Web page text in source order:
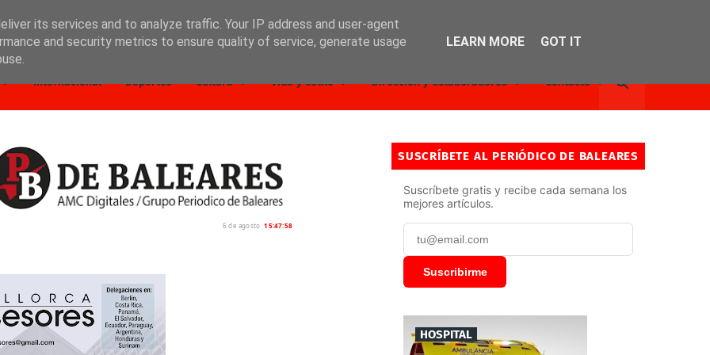
Internacional Deportes Cultura Vida y estilo Dirección y Colaboradores Contacto
6 de agosto 15:47:59
SUSCRÍBETE AL PERIÓDICO DE BALEARES
Suscríbete gratis y recibe cada semana los
mejores artículos.
Suscribirme
HOSPITAL
its services and to analyze traffic. Your IP address and user-agent
and security metrics to ensure quality of service, generate usage
LEARN MORE GOT IT